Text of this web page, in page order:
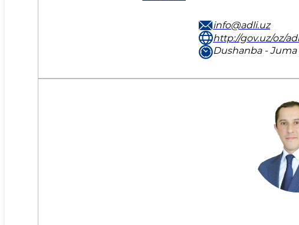
info@adli.uz
http://gov.uz/oz/
Dushanba -